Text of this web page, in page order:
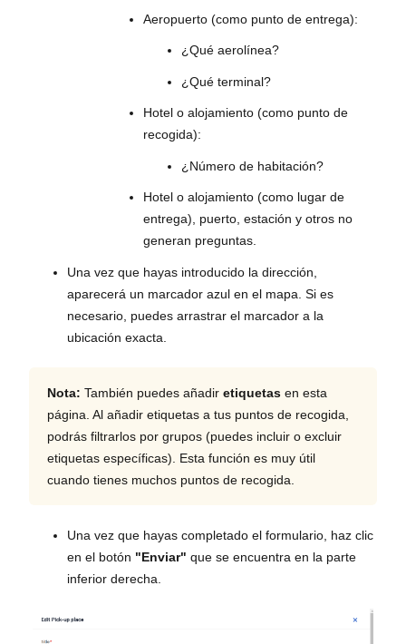
Aeropuerto (como punto de entrega):
¿Qué aerolínea?
¿Qué terminal?
Hotel o alojamiento (como punto de
recogida):
¿Número de habitación?
Hotel o alojamiento (como lugar de
entrega), puerto, estación y otros no
generan preguntas.
Una vez que hayas introducido la dirección,
aparecerá un marcador azul en el mapa. Si es
necesario, puedes arrastrar el marcador a la
ubicación exacta.
Nota: También puedes añadir etiquetas en esta
página. Al añadir etiquetas a tus puntos de recogida,
podrás filtrarlos por grupos (puedes incluir o excluir
etiquetas específicas). Esta función es muy útil
cuando tienes muchos puntos de recogida.
Una vez que hayas completado el formulario, haz clic
en el botón "Enviar" que se encuentra en la parte
inferior derecha.